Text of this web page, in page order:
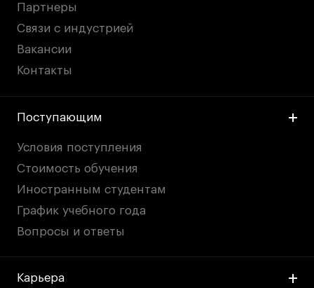
Партнеры
Связи с индустрией
Вакансии
Контакты
Поступающим
Условия поступления
Стоимость обучения
Иностранным студентам
График учебного года
Вопросы и ответы
Карьера